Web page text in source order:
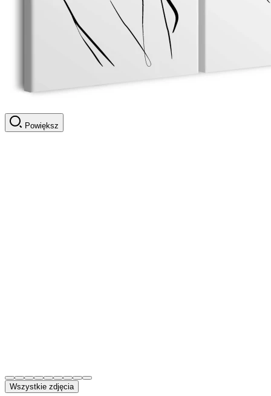
Powiększ
Wszystkie zdjęcia